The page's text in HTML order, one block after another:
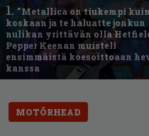
1. ”Metallica on tiukempi kuin
koskaan ja te haluatte jonkun
nulikan yrittävän olla
Pepper Keenan muisteli
ensimmäistä koesoittoaan
kanssa
MOTÖRHEAD